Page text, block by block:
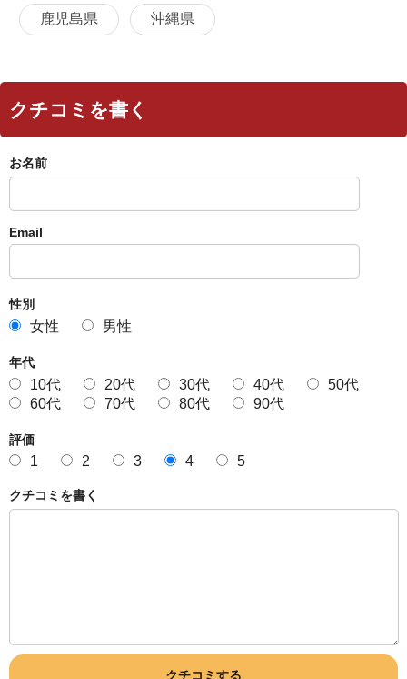
鹿児島県 沖縄県
クチコミを書く
お名前
Email
性別
女性 男性
年代
10代 20代 30代 40代
50代
60代
70代 80代 90代
評価
1 2 3 4 5
クチコミを書く